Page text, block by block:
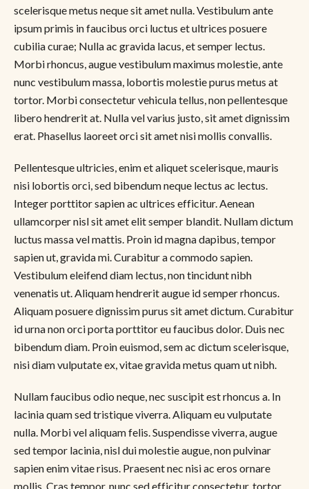
scelerisque metus neque sit amet nulla. Vestibulum ante
ipsum primis in faucibus orci luctus et ultrices posuere
cubilia curae; Nulla ac gravida lacus, et semper lectus.
Morbi rhoncus, augue vestibulum maximus molestie, ante
nunc vestibulum massa, lobortis molestie purus metus at
tortor. Morbi consectetur vehicula tellus, non pellentesque
libero hendrerit at. Nulla vel varius justo, sit amet dignissim
erat. Phasellus laoreet orci sit amet nisi mollis convallis.
Pellentesque ultricies, enim et aliquet scelerisque, mauris
nisi lobortis orci, sed bibendum neque lectus ac lectus.
Integer porttitor sapien ac ultrices efficitur. Aenean
ullamcorper nisl sit amet elit semper blandit. Nullam dictum
luctus massa vel mattis. Proin id magna dapibus, tempor
sapien ut, gravida mi. Curabitur a commodo sapien.
Vestibulum eleifend diam lectus, non tincidunt nibh
venenatis ut. Aliquam hendrerit augue id semper rhoncus.
Aliquam posuere dignissim purus sit amet dictum. Curabitur
id urna non orci porta porttitor eu faucibus dolor. Duis nec
bibendum diam. Proin euismod, sem ac dictum scelerisque,
nisi diam vulputate ex, vitae gravida metus quam ut nibh.
Nullam faucibus odio neque, nec suscipit est rhoncus a. In
lacinia quam sed tristique viverra. Aliquam eu vulputate
nulla. Morbi vel aliquam felis. Suspendisse viverra, augue
sed tempor lacinia, nisl dui molestie augue, non pulvinar
sapien enim vitae risus. Praesent nec nisi ac eros ornare
mollis. Cras tempor, nunc sed efficitur consectetur, tortor